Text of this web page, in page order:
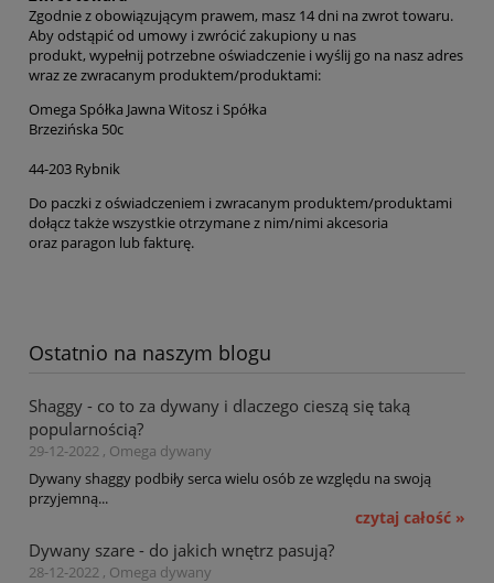
Zgodnie z obowiązującym prawem, masz 14 dni na zwrot towaru.
Aby odstąpić od umowy i zwrócić zakupiony u nas
produkt, wypełnij potrzebne oświadczenie i wyślij go na nasz adres
wraz ze zwracanym produktem/produktami:
Omega Spółka Jawna Witosz i Spółka
Brzezińska 50c
44-203 Rybnik
Do paczki z oświadczeniem i zwracanym produktem/produktami
dołącz takżewszystkie otrzymane z nim/nimi akcesoria
oraz paragon lub fakturę.
Ostatnio na naszym blogu
Shaggy - co to za dywany i dlaczego cieszą się taką
popularnością?
29-12-2022 , Omega dywany
Dywany shaggy podbiły serca wielu osób ze względu na swoją
przyjemną...
czytaj całość »
Dywany szare - do jakich wnętrz pasują?
28-12-2022 , Omega dywany